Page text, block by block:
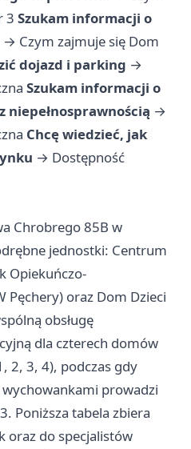
3 Szukam informacji o
→ Czym zajmuje się Dom
dojazd i parking →
Szukam informacji o
niepełnosprawnością →
Chcę wiedzieć, jak
→ Dostępność
Chrobrego 85B w
jednostki: Centrum
Opiekuńczo-
Pęchery) oraz Dom Dzieci
obsługę
dla czterech domów
2, 3, 4), podczas gdy
prowadzi
Poniższa tabela zbiera
oraz do specjalistów